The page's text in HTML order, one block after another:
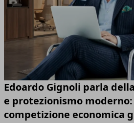
Edoardo Gignoli parla
e protezionismo
competizione economica